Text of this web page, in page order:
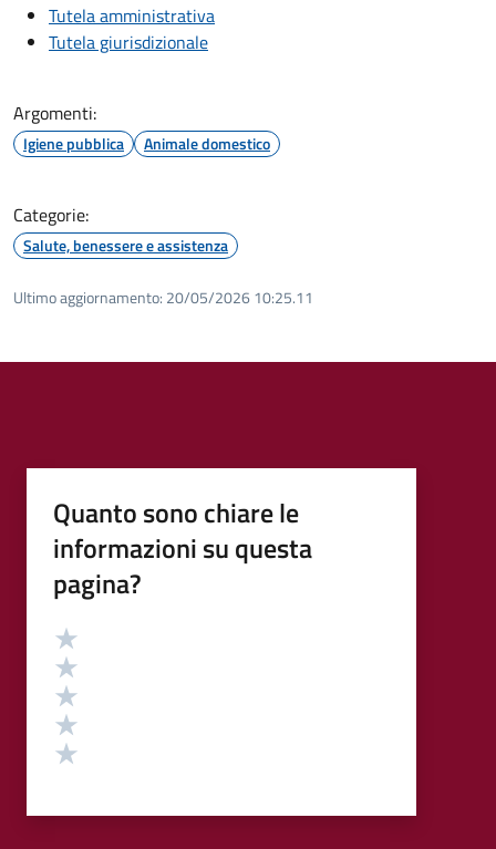
Tutela amministrativa
Tutela giurisdizionale
Argomenti:
Igiene pubblica Animale domestico
Categorie:
Salute, benessere e assistenza
Ultimo aggiornamento: 20/05/2026 10:25.11
Quanto sono chiare le
informazioni su questa
pagina?
Valutazione